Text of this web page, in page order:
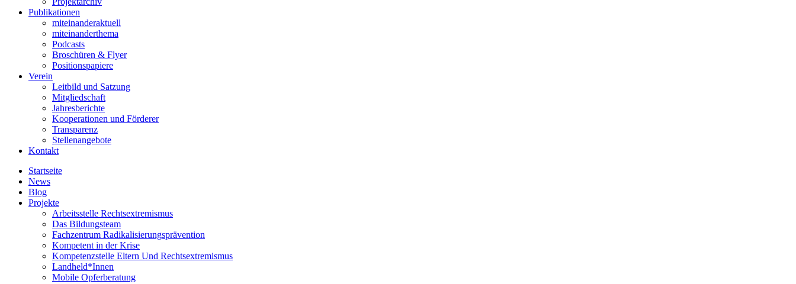
Publikationen
miteinanderaktuell
miteinanderthema
Podcasts
Broschüren & Flyer
Positionspapiere
Verein
Leitbild und Satzung
Mitgliedschaft
Jahresberichte
Kooperationen und Förderer
Transparenz
Stellenangebote
Kontakt
Startseite
News
Blog
Projekte
Arbeitsstelle Rechtsextremismus
Das Bildungsteam
Fachzentrum Radikalisierungsprävention
Kompetent in der Krise
Kompetenzstelle Eltern Und Rechtsextremismus
Landheld*Innen
Mobile Opferberatung